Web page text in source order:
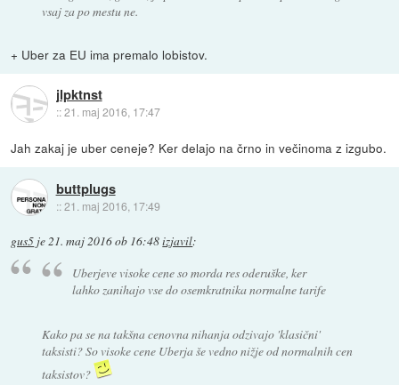
vsaj za po mestu ne.
+ Uber za EU ima premalo lobistov.
jlpktnst
::21. maj 2016, 17:47
Jah zakaj je uber ceneje? Ker delajo na črno in večinoma z izgubo.
buttplugs
::21. maj 2016, 17:49
gus5 je21. maj 2016 ob 16:48izjavil:
Uberjeve visoke cene so morda res oderuške, ker
lahko zanihajo vse do osemkratnika normalne tarife
Kako pa se na takšna cenovna nihanja odzivajo 'klasični'
taksisti? So visoke cene Uberja še vedno nižje od normalnih cen
taksistov?